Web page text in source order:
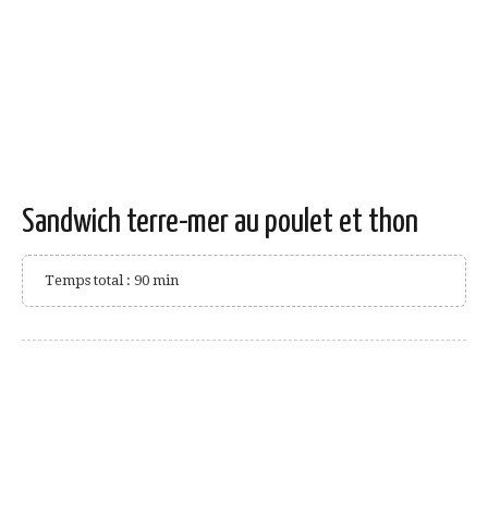
Sandwich terre-mer au poulet et thon
Temps total : 90 min